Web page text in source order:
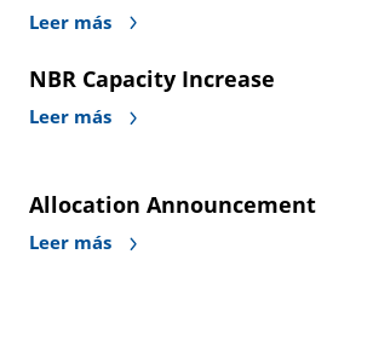
Leer más
NBR Capacity Increase
Leer más
Allocation Announcement
Leer más